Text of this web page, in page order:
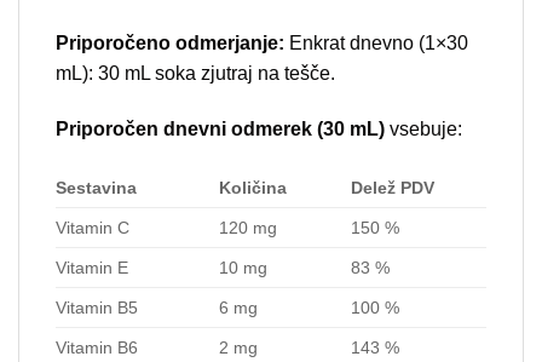
Priporočeno odmerjanje: Enkrat dnevno (1×30
mL): 30 mL soka zjutraj na tešče.
Priporočen dnevni odmerek (30 mL) vsebuje:
Sestavina Količina Delež PDV
Vitamin C 120 mg 150 %
Vitamin E 10 mg 83 %
Vitamin B5 6 mg 100 %
Vitamin B6 2 mg 143 %